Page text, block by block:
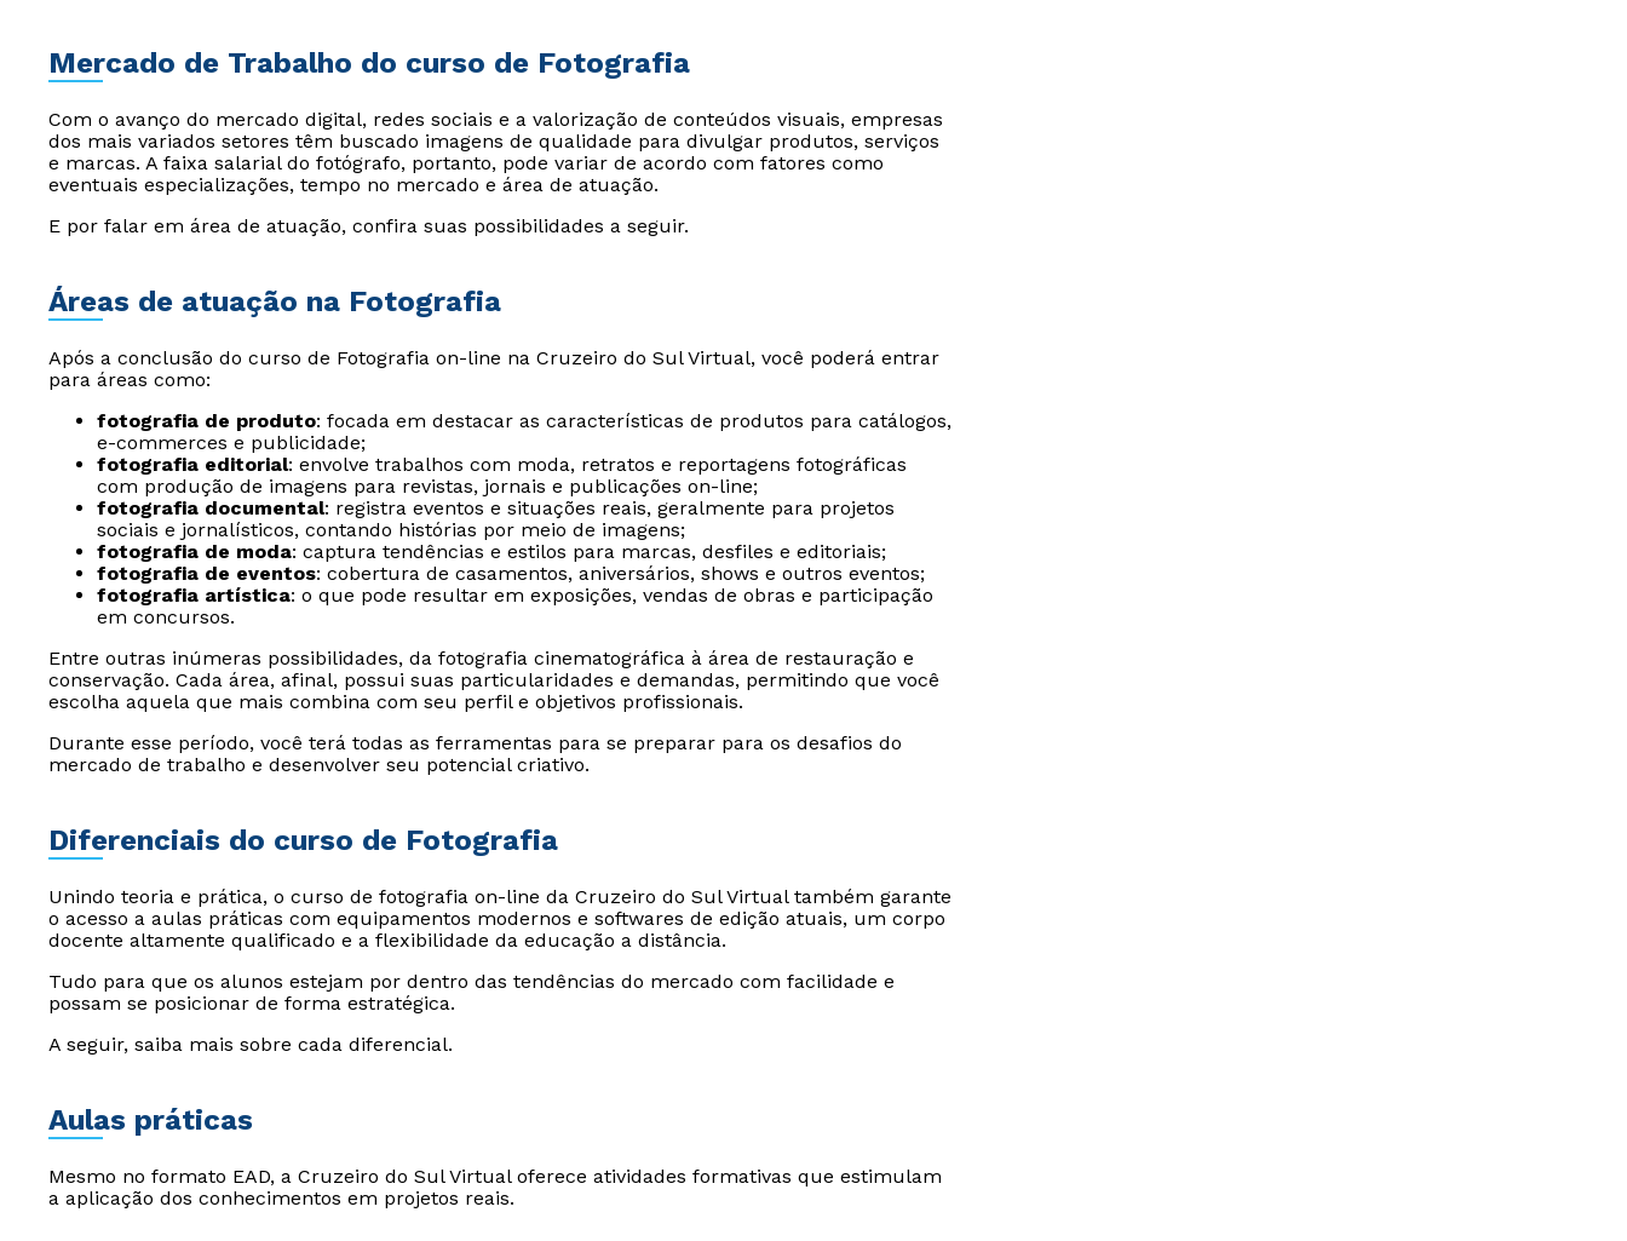
Mercado de Trabalho do curso de Fotografia
Com o avanço do mercado digital, redes sociais e a valorização de conteúdos visuais, empresas
dos mais variados setores têm buscado imagens de qualidade para divulgar produtos, serviços
e marcas. A faixa salarial do fotógrafo, portanto, pode variar de acordo com fatores como
eventuais especializações, tempo no mercado e área de atuação.
E por falar em área de atuação, confira suas possibilidades a seguir.
Áreas de atuação na Fotografia
Após a conclusão do curso de Fotografia on-line na Cruzeiro do Sul Virtual, você poderá entrar
para áreas como:
fotografia de produto: focada em destacar as características de produtos para catálogos,
e-commerces e publicidade;
fotografia editorial: envolve trabalhos com moda, retratos e reportagens fotográficas
com produção de imagens para revistas, jornais e publicações on-line;
fotografia documental: registra eventos e situações reais, geralmente para projetos
sociais e jornalísticos, contando histórias por meio de imagens;
fotografia de moda: captura tendências e estilos para marcas, desfiles e editoriais;
fotografia de eventos: cobertura de casamentos, aniversários, shows e outros eventos;
fotografia artística: o que pode resultar em exposições, vendas de obras e participação
em concursos.
Entre outras inúmeras possibilidades, da fotografia cinematográfica à área de restauração e
conservação. Cada área, afinal, possui suas particularidades e demandas, permitindo que você
escolha aquela que mais combina com seu perfil e objetivos profissionais.
Durante esse período, você terá todas as ferramentas para se preparar para os desafios do
mercado de trabalho e desenvolver seu potencial criativo.
Diferenciais do curso de Fotografia
Unindo teoria e prática, o curso de fotografia on-line da Cruzeiro do Sul Virtual também garante
o acesso a aulas práticas com equipamentos modernos e softwares de edição atuais, um corpo
docente altamente qualificado e a flexibilidade da educação a distância.
Tudo para que os alunos estejam por dentro das tendências do mercado com facilidade e
possam se posicionar de forma estratégica.
A seguir, saiba mais sobre cada diferencial.
Aulas práticas
Mesmo no formato EAD, a Cruzeiro do Sul Virtual oferece atividades formativas que estimulam
a aplicação dos conhecimentos em projetos reais.
Rápido e fácil
Estou de acordo com a
envio de conteúdos da Cruzeiro do Sul.
Rápido e fácil
Estou de acordo com a
envio de conteúdos da Cruzeiro do Sul.